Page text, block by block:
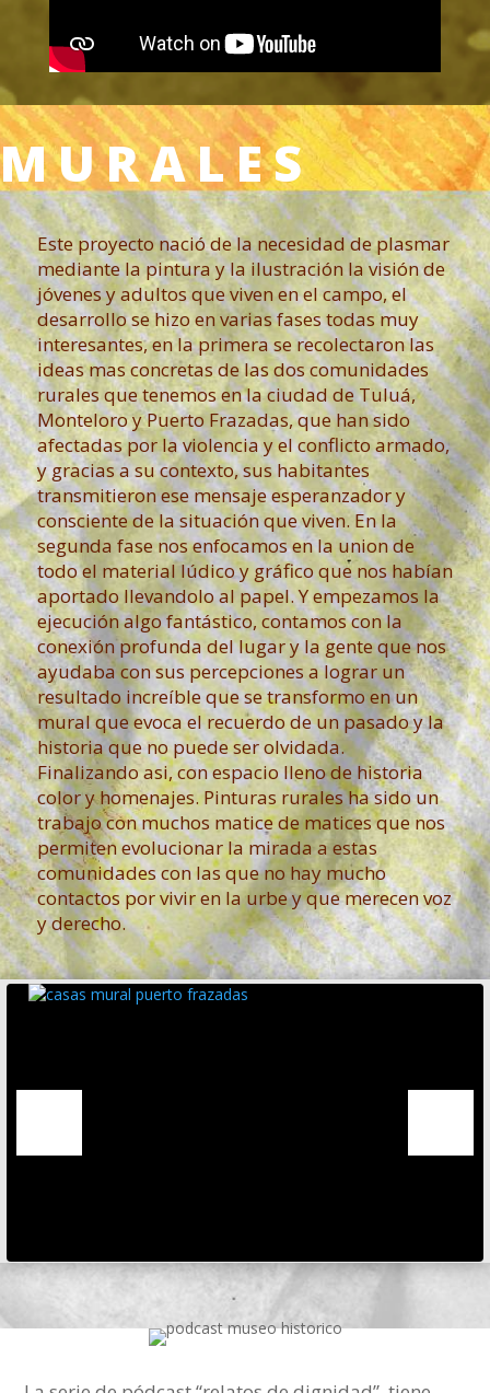
MURALES
Este proyecto nació de la necesidad de plasmar
mediante la pintura y la ilustración la visión de
jóvenes y adultos que viven en el campo, el
desarrollo se hizo en varias fases todas muy
interesantes, en la primera se recolectaron las
ideas mas concretas de las dos comunidades
rurales que tenemos en la ciudad de Tuluá,
Monteloro y Puerto Frazadas, que han sido
afectadas por la violencia y el conflicto armado,
y gracias a su contexto, sus habitantes
transmitieron ese mensaje esperanzador y
consciente de la situación que viven. En la
segunda fase nos enfocamos en la union de
todo el material lúdico y gráfico que nos habían
aportado llevandolo al papel. Y empezamos la
ejecución algo fantástico, contamos con la
conexión profunda del lugar y la gente que nos
ayudaba con sus percepciones a lograr un
resultado increíble que se transformo en un
mural que evoca el recuerdo de un pasado y la
historia que no puede ser olvidada.
Finalizando asi, con espacio lleno de historia
color y homenajes. Pinturas rurales ha sido un
trabajo con muchos matice de matices que nos
permiten evolucionar la mirada a estas
comunidades con las que no hay mucho
contactos por vivir en la urbe y que merecen voz
y derecho.